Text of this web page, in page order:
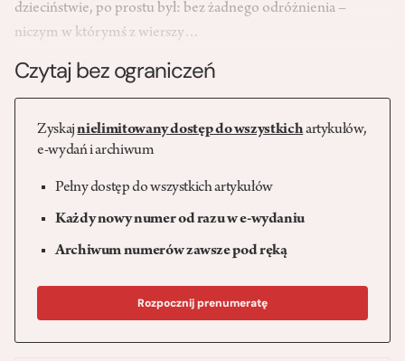
dzieciństwie, po prostu był: bez żadnego odróżnienia –
niczym w którymś z wierszy…
Czytaj bez ograniczeń
Zyskajnielimitowany dostęp do wszystkichartykułów,
e-wydań i archiwum
Pełny dostęp do wszystkich artykułów
Każdy nowy numer od razu w e-wydaniu
Archiwum numerów zawsze pod ręką
Rozpocznij prenumeratę